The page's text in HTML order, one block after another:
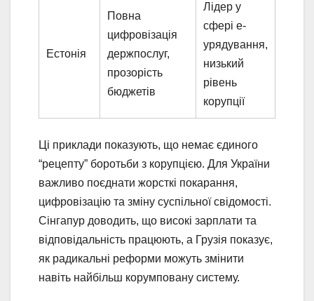
Естонія
Повна
цифровізація
держпослуг,
прозорість
бюджетів
Лідер у
сфері е-
урядування,
низький
рівень
корупції
Ці приклади показують, що немає єдиного
“рецепту” боротьби з корупцією. Для України
важливо поєднати жорсткі покарання,
цифровізацію та зміну суспільної свідомості.
Сінгапур доводить, що високі зарплати та
відповідальність працюють, а Грузія показує,
як радикальні реформи можуть змінити
навіть найбільш корумповану систему.